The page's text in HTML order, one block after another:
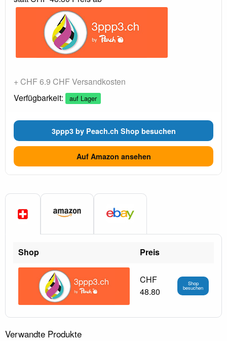
+ CHF 6.9 CHF Versandkosten
Verfügbarkeit:
auf Lager
3ppp3 by Peach.ch Shop besuchen
Auf Amazon ansehen
Shop Preis
CHF
48.80
Shop
besuchen
Verwandte Produkte